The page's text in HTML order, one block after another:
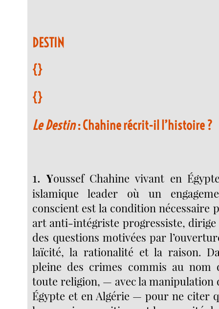
DESTIN
{}
{}
Le Destin: Chahine récrit-il l’histoire ?
1. Youssef Chahine vivant en
islamique leader où un
conscient est la condition nécessaire
art anti-intégriste progressiste,
des questions motivées par
laïcité, la rationalité et la raison.
pleine des crimes commis au
toute religion, — avec la manipulation
Égypte et en Algérie — pour ne citer